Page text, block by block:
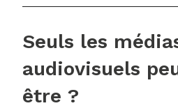
Seuls les
audiovisuels
être ?